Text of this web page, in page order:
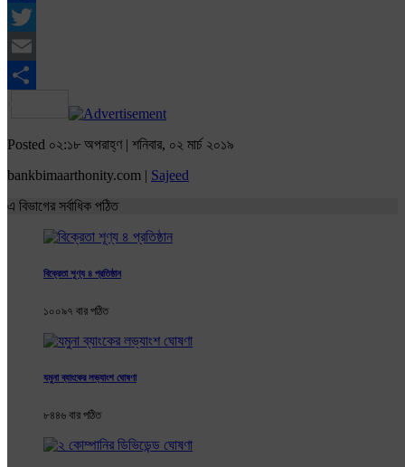
Facebook
Twitter
Email
Share
Posted ০২:১৮ অপরাহ্ণ | শনিবার, ০২ মার্চ ২০১৯
bankbimaarthonity.com | Sajeed
এ বিভাগের সর্বাধিক পঠিত
বিক্রেতা শূণ্য ৪ প্রতিষ্ঠান
১০০৯৭ বার পঠিত
যমুনা ব্যাংকের লভ্যাংশ ঘোষণা
৮৪৪৬ বার পঠিত